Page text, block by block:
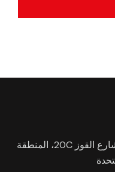
أوتو إكسبرت ورش، مستودع #S2، شارع القوز 20C، المنطقة